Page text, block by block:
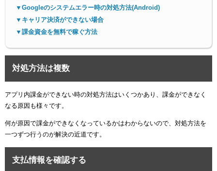
▼Googleのシステムエラー時の対処方法(Android)
▼キャリア決済ができない場合
▼課金資金を無料で稼ぐ方法
対処方法は複数
アプリ内課金ができない時の対処方法はいくつかあり、課金ができなく
なる原因も様々です。
何が原因で課金ができなくなっているかはわからないので、対処方法を
一つずつ行うのが解決の近道です。
支払情報を確認する